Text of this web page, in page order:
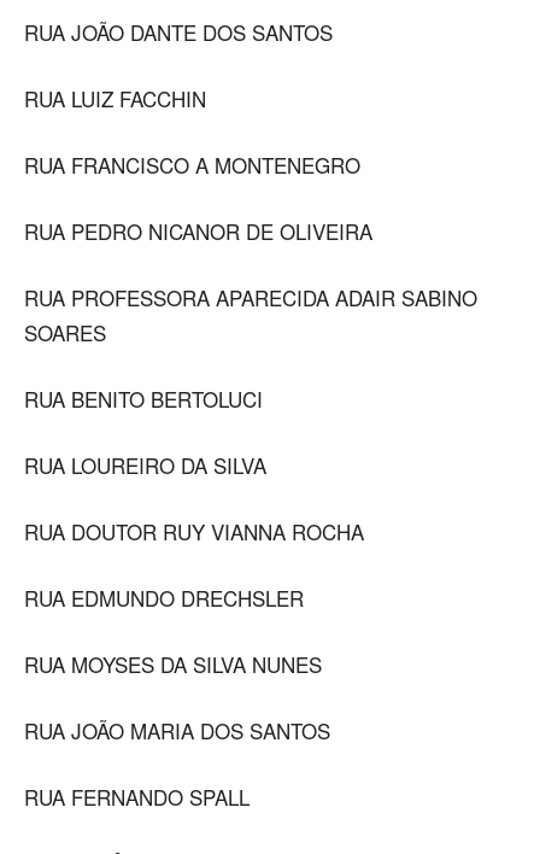
RUA JOÃO DANTE DOS SANTOS
RUA LUIZ FACCHIN
RUA FRANCISCO A MONTENEGRO
RUA PEDRO NICANOR DE OLIVEIRA
RUA PROFESSORA APARECIDA ADAIR SABINO
SOARES
RUA BENITO BERTOLUCI
RUA LOUREIRO DA SILVA
RUA DOUTOR RUY VIANNA ROCHA
RUA EDMUNDO DRECHSLER
RUA MOYSES DA SILVA NUNES
RUA JOÃO MARIA DOS SANTOS
RUA FERNANDO SPALL